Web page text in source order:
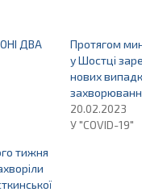
ДВА
Протягом
у Шостці
нових
20.02.2023
У "COVID-19"
тижня